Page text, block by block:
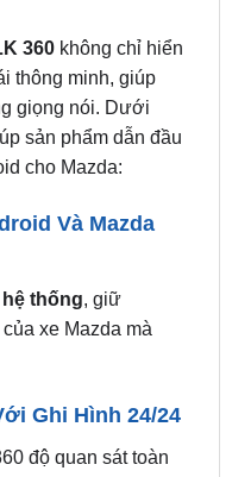
thông minh, giúp
giọng nói. Dưới
sản phẩm dẫn đầu
cho Mazda:
Và Mazda
thống, giữ
xe Mazda mà
Ghi Hình 24/24
quan sát toàn cảnh